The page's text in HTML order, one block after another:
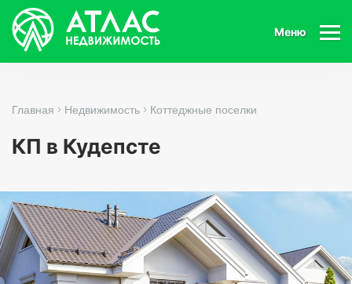
Меню
Главная Недвижимость Коттеджные поселки
КП в Кудепсте